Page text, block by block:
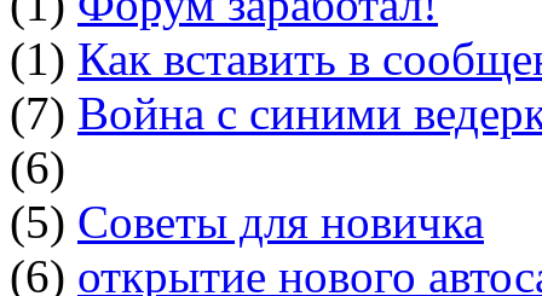
(1) Как вставить в
(7) Война с синими
(6)
(5) Советы для новичка
(6) открытие нового